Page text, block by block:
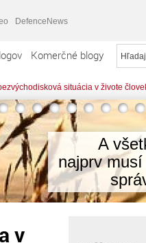
DefenceNews
Komerčné blogy
situácia v živote
A
najprv
v